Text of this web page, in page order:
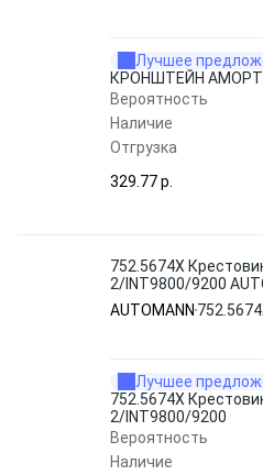
Лучшее
КРОНШТЕЙН
Вероятность
Наличие
Отгрузка
329.77 p.
752.5674X
2/INT9800/9200
AUTOMANN
Лучшее
752.5674X
2/INT9800/9200
Вероятность
Наличие